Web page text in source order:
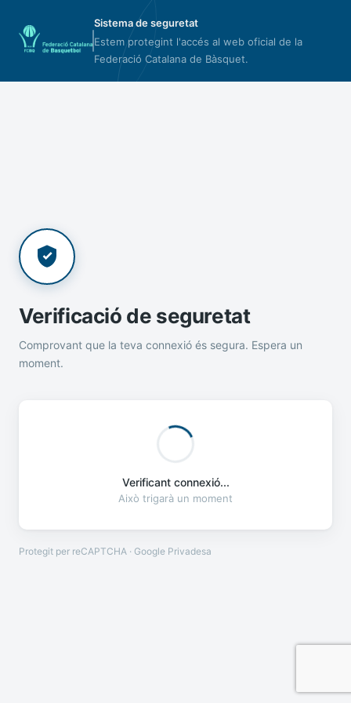
Sistema de seguretat
Estem protegint l'accés al web oficial de la
Federació Catalana de Bàsquet.
Verificació de seguretat
Comprovant que la teva connexió és segura. Espera un
moment.
Verificant connexió...
Això trigarà un moment
Protegit per reCAPTCHA · Google Privadesa